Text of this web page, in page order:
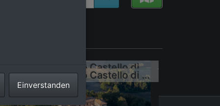
Schloss Montegibbio Castello di Montegibbio
Schloss Montegibbio Castello di Montegibbio
Einverstanden